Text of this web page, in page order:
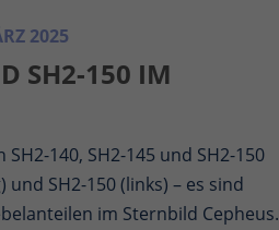
2025
SH2-150 IM
140, SH2-145 und SH2-150
und SH2-150 (links) – es sind
im Sternbild Cepheus.